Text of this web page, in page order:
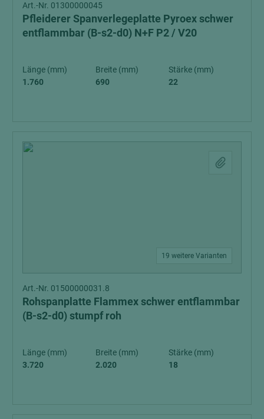
Art.-Nr. 01300000045
Pfleiderer Spanverlegeplatte Pyroex schwer
entflammbar (B-s2-d0) N+F P2 / V20
Länge (mm)
1.760
Breite (mm)
690
Stärke (mm)
22
19 weitere Varianten
Art.-Nr. 01500000031.8
Rohspanplatte Flammex schwer entflammbar
(B-s2-d0) stumpf roh
Länge (mm)
3.720
Breite (mm)
2.020
Stärke (mm)
18